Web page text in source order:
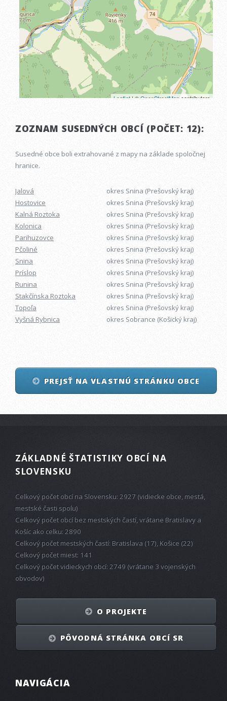
ZOZNAM SUSEDNÝCH OBCÍ (POČET: 12):
Susedné obce boli extrahované z mapy na základe spoločnej
hranice.
Jalová
okres Snina (Prešovský kraj)
Hostovice
okres Snina (Prešovský kraj)
Kalná Roztoka
okres Snina (Prešovský kraj)
Kolonica
okres Snina (Prešovský kraj)
Parihuzovce
okres Snina (Prešovský kraj)
Pčoliné
okres Snina (Prešovský kraj)
Snina
okres Snina (Prešovský kraj)
Príslop
okres Snina (Prešovský kraj)
Runina
okres Snina (Prešovský kraj)
Stakčínska Roztoka
okres Snina (Prešovský kraj)
Topoľa
okres Snina (Prešovský kraj)
Vyšná Rybnica
okres Sobrance (Košický kraj)
PREJSŤ NA VLASTNÚ STRÁNKU OBCE
NAVIGÁCIA
ZÁKLADNÉ ŠTATISTIKY OBCÍ NA
SLOVENSKU
Celkový počet obcí na Slovensku: 2927 (vidiecke obce, mestá,
mestské časti spolu)
Celkový počet obcí bez mestských častí, vrátane Bratislavy a
Košíc ako celku: 2890
Celkový počet mestských častí: Bratislava (17), Košice (22)
Celkový počet miest: 141
Celkový počet vidieckych obcí: 2749 (vrátane 3 vojenských
obvodov)
O PROJEKTE
PÔVODNÁ STRÁNKA OBCÍ SR